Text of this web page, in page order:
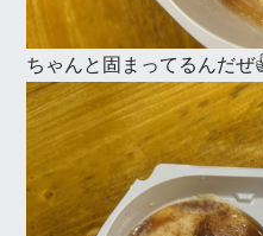
ちゃんと固まってるんだぜ